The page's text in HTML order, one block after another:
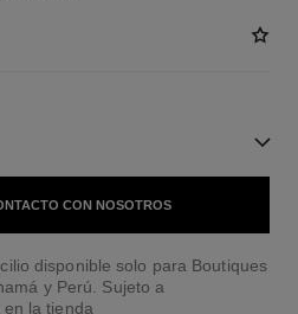
CON NOSOTROS
disponible solo para Boutiques
y Perú. Sujeto a
la tienda